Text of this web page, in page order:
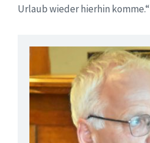
Urlaub wieder hierhin komme.“